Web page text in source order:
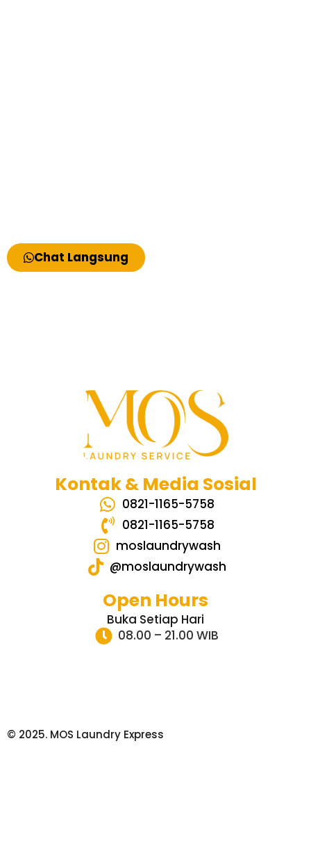
Chat Langsung
Kontak & Media Sosial
0821-1165-5758
0821-1165-5758
moslaundrywash
@moslaundrywash
Open Hours
Buka Setiap Hari
08.00 – 21.00 WIB
© 2025. MOS Laundry Express